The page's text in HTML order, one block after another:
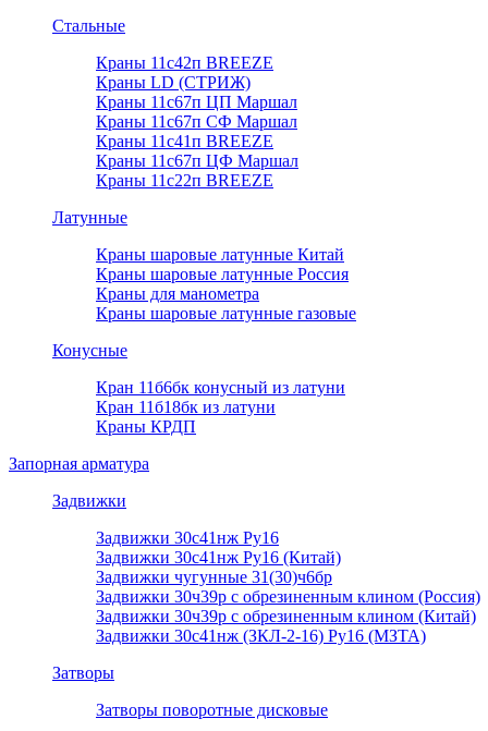
Стальные
Краны 11с42п BREEZE
Краны LD (СТРИЖ)
Краны 11с67п ЦП Маршал
Краны 11с67п СФ Маршал
Краны 11с41п BREEZE
Краны 11с67п ЦФ Маршал
Краны 11с22п BREEZE
Латунные
Краны шаровые латунные Китай
Краны шаровые латунные Россия
Краны для манометра
Краны шаровые латунные газовые
Конусные
Кран 11б6бк конусный из латуни
Кран 11б18бк из латуни
Краны КРДП
Запорная арматура
Задвижки
Задвижки 30с41нж Ру16
Задвижки 30с41нж Ру16 (Китай)
Задвижки чугунные 31(30)ч6бр
Задвижки 30ч39р с обрезиненным клином (Россия)
Задвижки 30ч39р с обрезиненным клином (Китай)
Задвижки 30с41нж (ЗКЛ-2-16) Ру16 (МЗТА)
Затворы
Затворы поворотные дисковые